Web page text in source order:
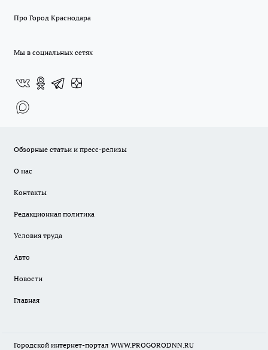
Про Город Краснодара
Мы в социальных сетях
Обзорные статьи и пресс-релизы
О нас
Контакты
Редакционная политика
Условия труда
Авто
Новости
Главная
Городской интернет-портал WWW.PROGORODNN.RU